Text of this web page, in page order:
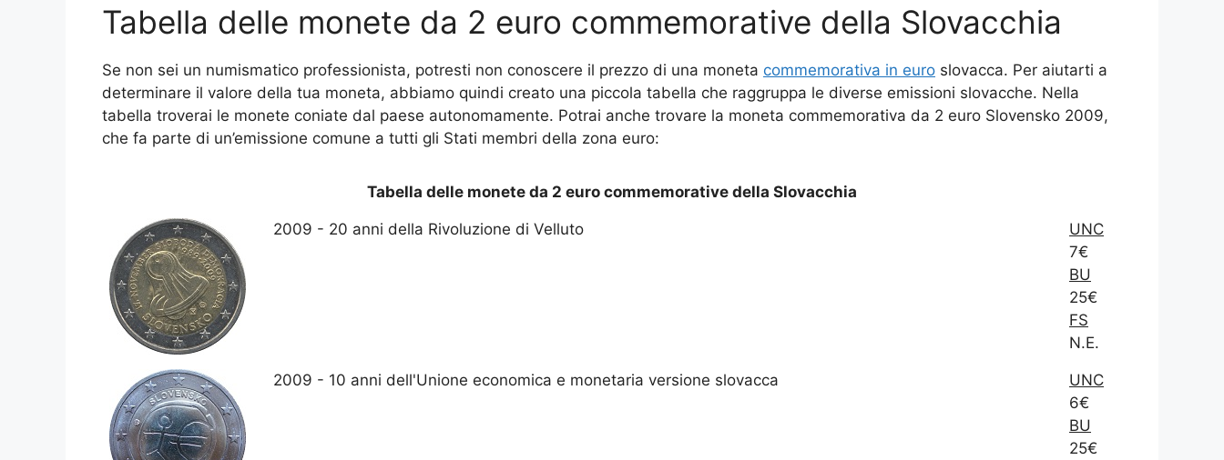
Tabella delle monete da 2 euro commemorative della Slovacchia
Se non sei un numismatico professionista, potresti non conoscere il prezzo di una moneta commemorativa in euro slovacca. Per aiutarti a
determinare il valore della tua moneta, abbiamo quindi creato una piccola tabella che raggruppa le diverse emissioni slovacche. Nella
tabella troverai le monete coniate dal paese autonomamente. Potrai anche trovare la moneta commemorativa da 2 euro Slovensko 2009,
che fa parte di un’emissione comune a tutti gli Stati membri della zona euro:
Tabella delle monete da 2 euro commemorative della Slovacchia
2009 - 20 anni della Rivoluzione di Velluto
UNC
7€
BU
25€
FS
N.E.
2009 - 10 anni dell'Unione economica e monetaria versione slovacca
UNC
6€
BU
25€